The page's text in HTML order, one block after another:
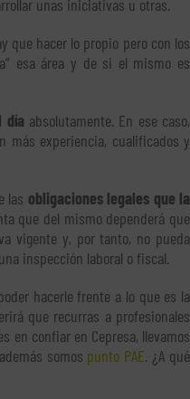
unas iniciativas u otras.
que hacer lo propio pero con los
esa área y de si el mismo es
día absolutamente. En ese caso,
más experiencia, cualificados y
las obligaciones legales que la
que del mismo dependerá que
vigente y, por tanto, no pueda
inspección laboral o fiscal.
hacerle frente a lo que es la
que recurras a profesionales
en confiar en Cepresa, llevamos
somos punto PAE. ¿A qué